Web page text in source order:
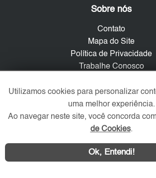
Sobre nós
Contato
Mapa do Site
Política de Privacidade
Trabalhe Conosco
Verificada por
Redes Sociais
Utilizamos cookies para personalizar
uma melhor experiência.
Ao navegar neste site, você concorda
de Cookies.
Ok, Entendi!